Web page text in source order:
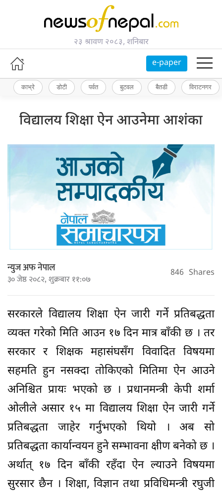
२३ श्रावण २०८३, शनिबार
e-paper
काभ्रे डोटी पर्वत बुटवल बैतडी विराटनगर
विद्यालय शिक्षा ऐन आउनेमा आशंका
न्युज अफ नेपाल
३० जेष्ठ २०८२, शुक्रबार ११:०७ 846 Shares
सरकारले विद्यालय शिक्षा ऐन जारी गर्ने प्रतिबद्धता
व्यक्त गरेको मिति आउन १७ दिन मात्र बाँकी छ । तर
सरकार र शिक्षक महासंघसँग विवादित विषयमा
सहमति हुन नसक्दा तोकिएको मितिमा ऐन आउने
अनिश्चित प्रायः भएको छ । प्रधानमन्त्री केपी शर्मा
ओलीले असार १५ मा विद्यालय शिक्षा ऐन जारी गर्ने
प्रतिबद्धता जाहेर गर्नुभएको थियो । अब सो
प्रतिबद्धता कार्यान्वयन हुने सम्भावना क्षीण बनेको छ ।
अर्थात् १७ दिन बाँकी रहँदा ऐन ल्याउने विषयमा
सुरसार छैन । शिक्षा, विज्ञान तथा प्रविधिमन्त्री रघुजी